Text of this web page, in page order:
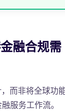
融合规需
而非将全球功
服务工作流。